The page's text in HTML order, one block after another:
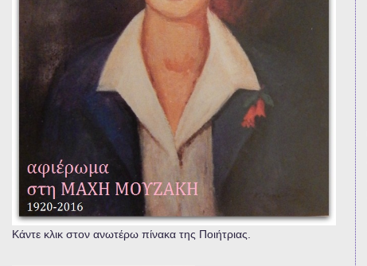
Κάντε κλικ στον ανωτέρω πίνακα της Ποιήτριας.